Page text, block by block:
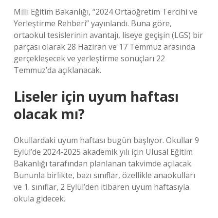
Milli Eğitim Bakanlığı, “2024 Ortaöğretim Tercihi ve
Yerleştirme Rehberi” yayınlandı. Buna göre,
ortaokul tesislerinin avantajı, liseye geçişin (LGS) bir
parçası olarak 28 Haziran ve 17 Temmuz arasında
gerçekleşecek ve yerleştirme sonuçları 22
Temmuz’da açıklanacak.
Liseler için uyum haftası
olacak mı?
Okullardaki uyum haftası bugün başlıyor. Okullar 9
Eylül’de 2024-2025 akademik yılı için Ulusal Eğitim
Bakanlığı tarafından planlanan takvimde açılacak.
Bununla birlikte, bazı sınıflar, özellikle anaokulları
ve 1. sınıflar, 2 Eylül’den itibaren uyum haftasıyla
okula gidecek.